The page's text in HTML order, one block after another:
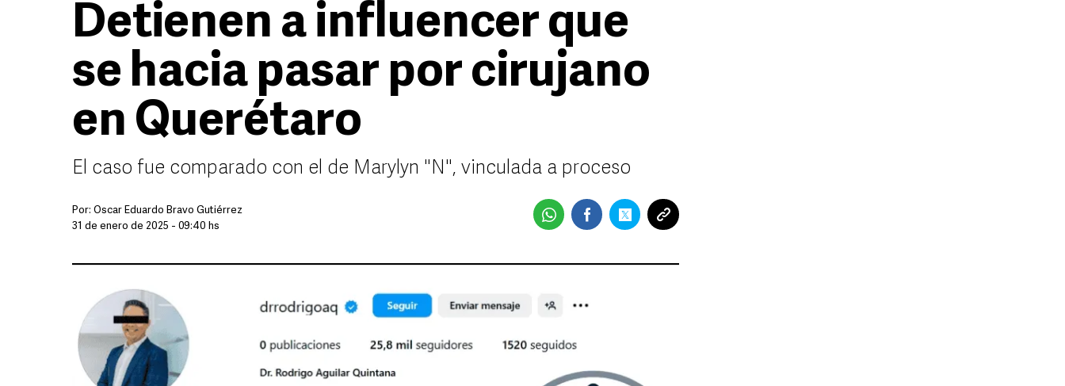
Detienen a influencer que
se hacia pasar por cirujano
en Querétaro
El caso fue comparado con el de Marylyn "N", vinculada a proceso
Por: Oscar Eduardo Bravo Gutiérrez
31 de enero de 2025 - 09:40 hs